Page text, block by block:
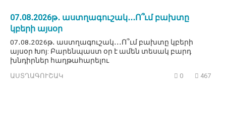
07․08․2026թ․ աստղագուշակ․․․Ո՞ւմ բախտը
կբերի այսօր
07․08․2026թ․ աստղագուշակ․․․Ո՞ւմ բախտը կբերի
այսօր Խոյ: Բարենպաստ օր է ամեն տեսակ բարդ
խնդիրներ հաղթահարելու
ԱՍՏՂԱԳՈՒՇԱԿ 0 467